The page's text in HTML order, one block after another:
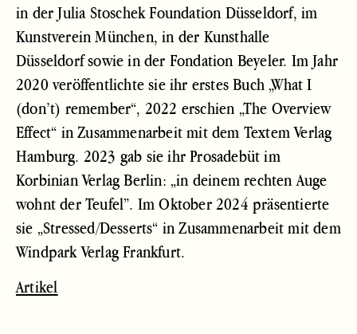
in der Julia Stoschek Foundation Düsseldorf, im
Kunstverein München, in der Kunsthalle
Düsseldorf sowie in der Fondation Beyeler. Im Jahr
2020 veröffentlichte sie ihr erstes Buch „What I
(don’t) remember“, 2022 erschien „The Overview
Effect“ in Zusammenarbeit mit dem Textem Verlag
Hamburg. 2023 gab sie ihr Prosadebüt im
Korbinian Verlag Berlin: „in deinem rechten Auge
wohnt der Teufel”. Im Oktober 2024 präsentierte
sie „Stressed/Desserts“ in Zusammenarbeit mit dem
Windpark Verlag Frankfurt.
Artikel